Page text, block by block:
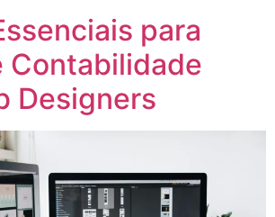
para
Contabilidade
Designers